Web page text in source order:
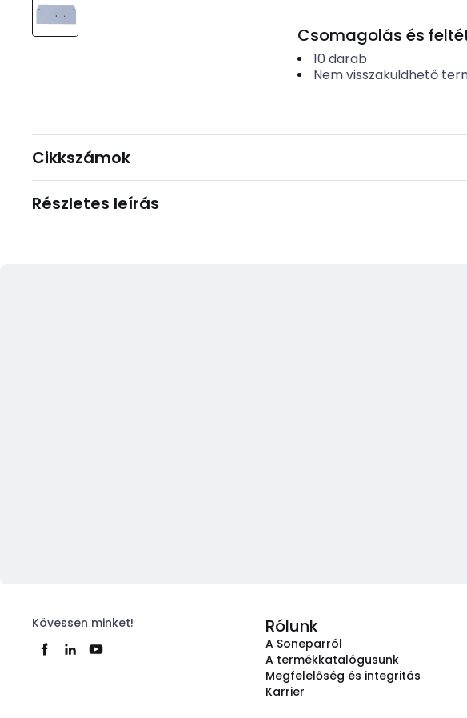
Csomagolás és
10 darab
Nem visszaküldhető
Cikkszámok
Részletes leírás
Kövessen minket! Rólunk
A Soneparról
A termékkatalógusunk
Megfelelőség és integritás
Karrier